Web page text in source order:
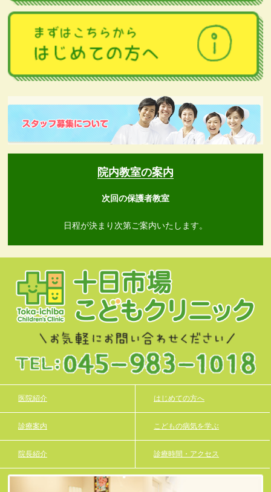
院内教室の案内
次回の保護者教室
日程が決まり次第ご案内いたします。
医院紹介 はじめての方へ
診療案内 こどもの病気を学ぶ
院長紹介 診療時間・アクセス